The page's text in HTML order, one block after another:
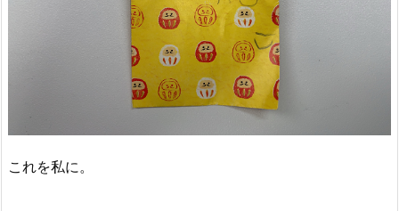
これを私に。